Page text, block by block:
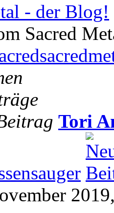
- der Blog!
Sacred
Tori